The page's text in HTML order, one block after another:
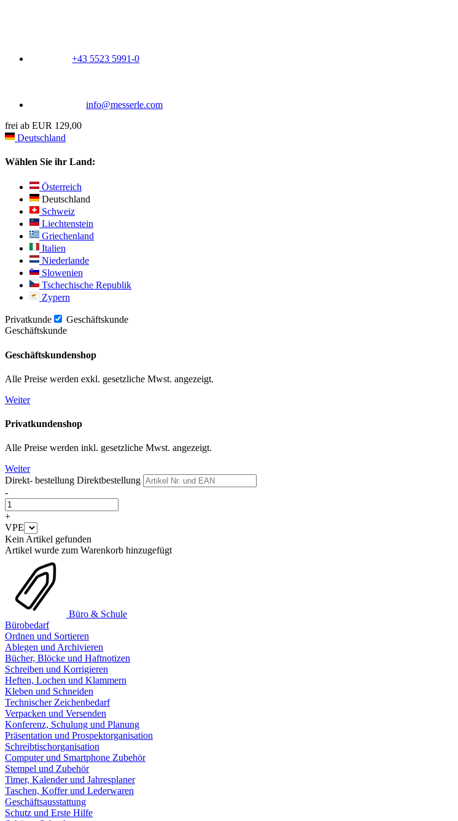
+43 5523 5991-0
info@messerle.com
frei ab EUR 129,00
Deutschland
Wählen Sie ihr Land:
Österreich
Deutschland
Schweiz
Liechtenstein
Griechenland
Italien
Niederlande
Slowenien
Tschechische Republik
Zypern
Privatkunde
Geschäftskunde
Geschäftskunde
Geschäftskundenshop
Alle Preise werden exkl. gesetzliche Mwst. angezeigt.
Weiter
Privatkundenshop
Alle Preise werden inkl. gesetzliche Mwst. angezeigt.
Weiter
Direkt- bestellung Direktbestellung
-
+
VPE
Kein Artikel gefunden
Artikel wurde zum Warenkorb hinzugefügt
Büro & Schule
Bürobedarf
Ordnen und Sortieren
Ablegen und Archivieren
Bücher, Blöcke und Haftnotizen
Schreiben und Korrigieren
Heften, Lochen und Klammern
Kleben und Schneiden
Technischer Zeichenbedarf
Verpacken und Versenden
Konferenz, Schulung und Planung
Präsentation und Prospektorganisation
Schreibtischorganisation
Computer und Smartphone Zubehör
Stempel und Zubehör
Timer, Kalender und Jahresplaner
Taschen, Koffer und Lederwaren
Geschäftsausstattung
Schutz und Erste Hilfe